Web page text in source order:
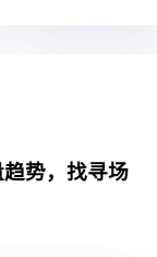
势，找寻场